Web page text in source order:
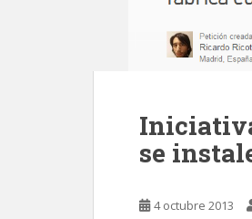
se
4 octubre 2013